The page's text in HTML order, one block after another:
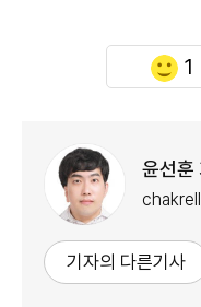
1
윤선훈
기자의 다른기사